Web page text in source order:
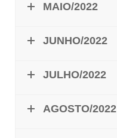
MAIO/2022
JUNHO/2022
JULHO/2022
AGOSTO/2022